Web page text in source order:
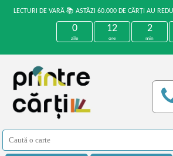
LECTURI DE VARĂ 📚 ASTĂZI 60.000 DE CĂRȚI AU
0
zile
12
ore
2
min